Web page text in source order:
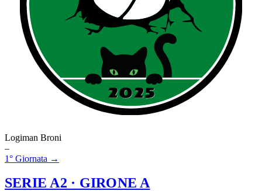
Logiman Broni
–
1° Giornata →
SERIE A2 · GIRONE A